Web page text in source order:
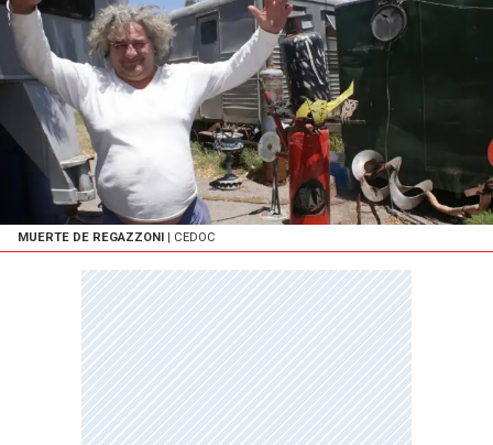
MUERTE DE REGAZZONI | CEDOC